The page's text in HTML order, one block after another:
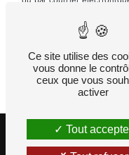
justificatif d'identité
vos données pendant la
durée de prescription
contentieux. Vous avez
d'opposition au
Bloctel.gouv.fr
.
d’informations sur vos
Ce site utilise des
vous donne le
ceux que vous
activer
Tout